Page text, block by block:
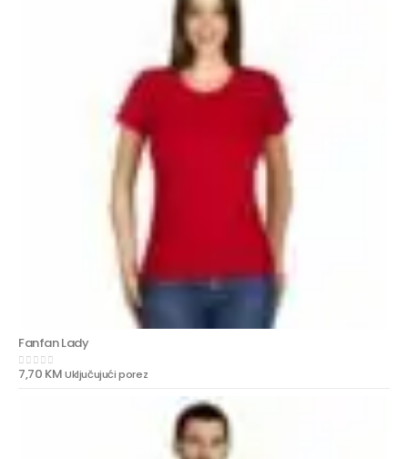
Fanfan Lady
0 out of 5
7,70 KMUključujući porez